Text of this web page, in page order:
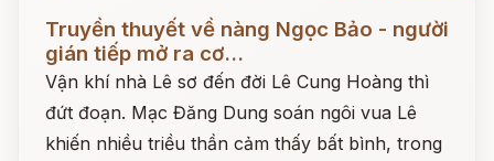
Đọc ngay
Truyền thuyết về nàng Ngọc Bảo - người
gián tiếp mở ra cơ...
Vận khí nhà Lê sơ đến đời Lê Cung Hoàng thì
đứt đoạn. Mạc Đăng Dung soán ngôi vua Lê
khiến nhiều triều thần cảm thấy bất bình, trong